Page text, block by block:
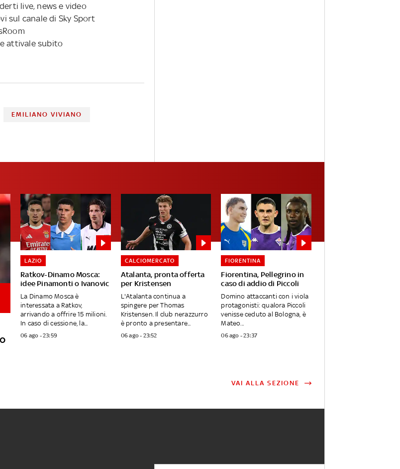
live, news e video
sul canale di Sky Sport
attivale subito
EMILIANO VIVIANO
Ratkov-Dinamo Mosca:
idee Pinamonti o Ivanovic
LAZIO
La Dinamo Mosca è
interessata a Ratkov,
arrivando a offrire 15 milioni.
In caso di cessione, la...
06 ago - 23:59
Atalanta, pronta offerta
per Kristensen
CALCIOMERCATO
L'Atalanta continua a
spingere per Thomas
Kristensen. Il club nerazzurro
è pronto a presentare...
06 ago - 23:52
Fiorentina, Pellegrino in
caso di addio di Piccoli
FIORENTINA
Domino attaccanti con i viola
protagonisti: qualora Piccoli
venisse ceduto al Bologna, è
Mateo...
06 ago - 23:37
VAI ALLA SEZIONE